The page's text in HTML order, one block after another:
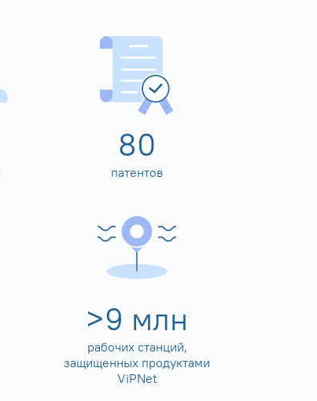
80
патентов
>10 млн
рабочих станций,
защищенных продуктами
ViPNet